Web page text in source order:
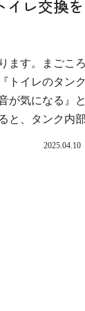
レ交換
ます。まごこ
トイレのタン
が気になる』
と、タンク内部
2025.04.10